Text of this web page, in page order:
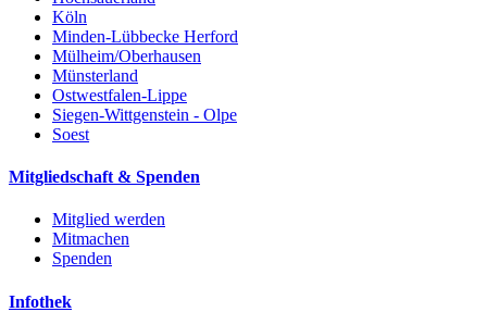
Köln
Minden-Lübbecke Herford
Mülheim/Oberhausen
Münsterland
Ostwestfalen-Lippe
Siegen-Wittgenstein - Olpe
Soest
Mitgliedschaft & Spenden
Mitglied werden
Mitmachen
Spenden
Infothek